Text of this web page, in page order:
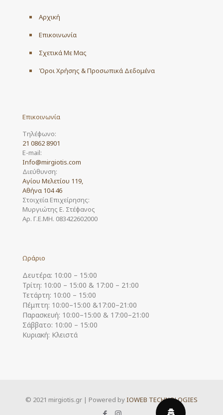
Αρχική
Επικοινωνία
Σχετικά Με Μας
Όροι Χρήσης & Προσωπικά Δεδομένα
Επικοινωνία
Τηλέφωνο:
21 0862 8901
E-mail:
Info@mirgiotis.com
Διεύθυνση:
Αγίου Μελετίου 119,
Αθήνα 104 46
Στοιχεία Επιχείρησης:
Μυργιώτης Ε. Στέφανος
Αρ. Γ.Ε.ΜΗ. 083422602000
Ωράριο
Δευτέρα: 10:00 – 15:00
Τρίτη: 10:00 – 15:00 & 17:00 – 21:00
Τετάρτη: 10:00 – 15:00
Πέμπτη: 10:00–15:00 &17:00–21:00
Παρασκευή: 10:00–15:00 & 17:00–21:00
Σάββατο: 10:00 – 15:00
Κυριακή: Κλειστά
© 2021 mirgiotis.gr | Powered byIOWEB TECHNOLOGIES